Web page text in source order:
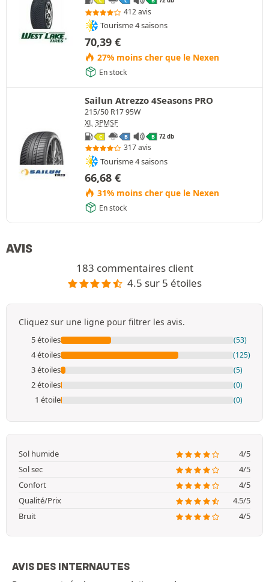
412 avis
Tourisme 4 saisons
70,39 €
27% moins cher que le Nexen
En stock
Sailun Atrezzo 4Seasons PRO
215/50 R17 95W
XL 3PMSF
C B B 72 db
317 avis
Tourisme 4 saisons
66,68 €
31% moins cher que le Nexen
En stock
AVIS
183 commentaires client
4.5 sur 5 étoiles
Cliquez sur une ligne pour filtrer les avis.
5 étoiles (53)
4 étoiles (125)
3 étoiles (5)
2 étoiles (0)
1 étoile (0)
Sol humide
4/5
Sol sec
4/5
Confort
4/5
Qualité/Prix
4.5/5
Bruit
4/5
AVIS DES INTERNAUTES